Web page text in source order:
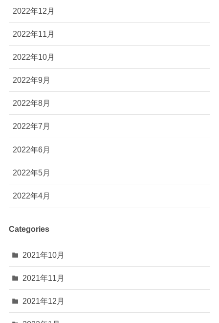
2022年12月
2022年11月
2022年10月
2022年9月
2022年8月
2022年7月
2022年6月
2022年5月
2022年4月
Categories
2021年10月
2021年11月
2021年12月